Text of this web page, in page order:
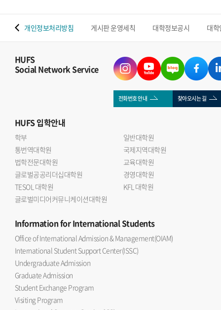
개인정보처리방침 게시판 운영세칙 대학정보공시 대
HUFS
Social Network Service
전화번호 안내 찾아오시는 길
HUFS입학안내
학부
일반대학원
통번역대학원
국제지역대학원
법학전문대학원
교육대학원
글로벌공공리더십대학원
경영대학원
TESOL 대학원
KFL 대학원
글로벌미디어커뮤니케이션대학원
Informationfor International Students
Office of International Admission & Management(OIAM)
International Student Support Center(ISSC)
Undergraduate Admission
Graduate Admission
Student Exchange Program
Visiting Program